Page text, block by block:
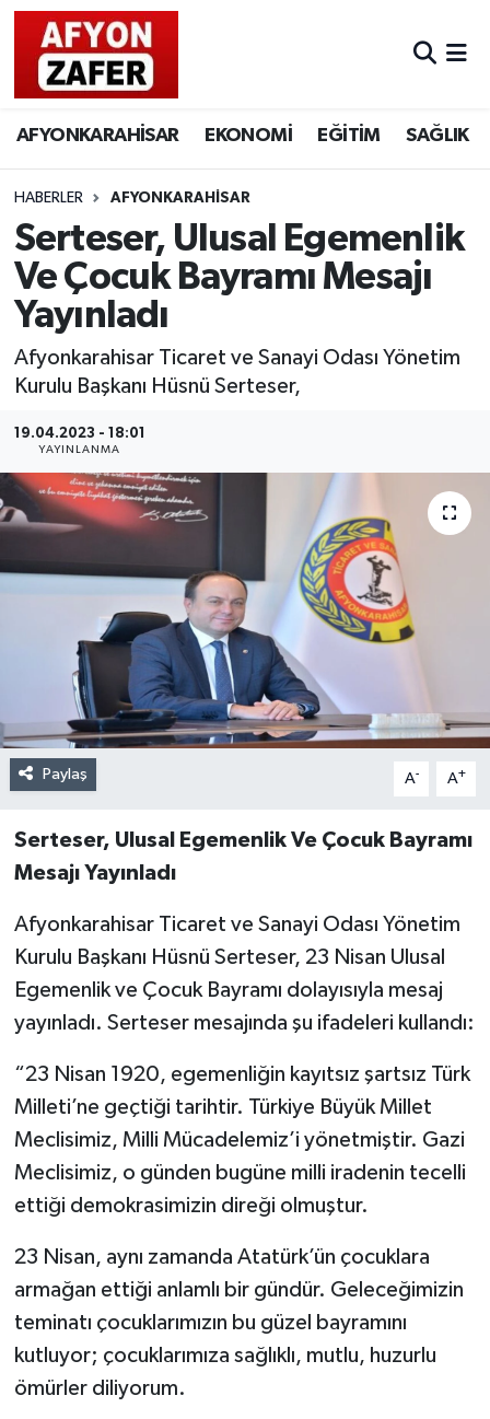
AFYONKARAHİSAR EKONOMİ EĞİTİM SAĞLIK
HABERLER AFYONKARAHİSAR
Serteser, Ulusal Egemenlik
Ve Çocuk Bayramı Mesajı
Yayınladı
Afyonkarahisar Ticaret ve Sanayi Odası Yönetim
Kurulu Başkanı Hüsnü Serteser,
19.04.2023 - 18:01
YAYINLANMA
Paylaş A- A+
Serteser, Ulusal Egemenlik Ve Çocuk Bayramı
Mesajı Yayınladı
Afyonkarahisar Ticaret ve Sanayi Odası Yönetim
Kurulu Başkanı Hüsnü Serteser, 23 Nisan Ulusal
Egemenlik ve Çocuk Bayramı dolayısıyla mesaj
yayınladı. Serteser mesajında şu ifadeleri kullandı:
“23 Nisan 1920, egemenliğin kayıtsız şartsız Türk
Milleti’ne geçtiği tarihtir. Türkiye Büyük Millet
Meclisimiz, Milli Mücadelemiz’i yönetmiştir. Gazi
Meclisimiz, o günden bugüne milli iradenin tecelli
ettiği demokrasimizin direği olmuştur.
23 Nisan, aynı zamanda Atatürk’ün çocuklara
armağan ettiği anlamlı bir gündür. Geleceğimizin
teminatı çocuklarımızın bu güzel bayramını
kutluyor; çocuklarımıza sağlıklı, mutlu, huzurlu
ömürler diliyorum.